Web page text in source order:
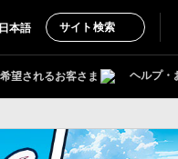
本語 サイト検索
望されるお客さま ヘルプ・